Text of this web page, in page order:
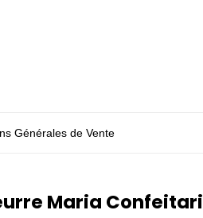
Générales de Vente
Maria